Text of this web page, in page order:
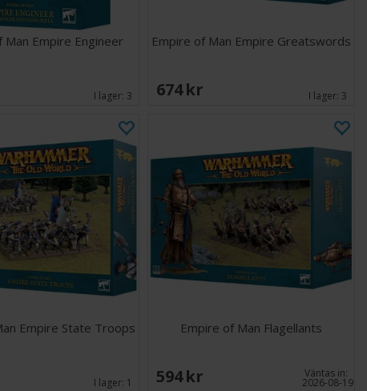
Man Empire Engineer
I lager: 3
Empire of Man Empire Greatswords
674 SEK I lager: 3
Empire State Troops
I lager: 1
Empire of Man Flagellants
594 SEK Väntas in:
2026-08-19